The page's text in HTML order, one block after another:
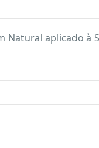
Natural aplicado à